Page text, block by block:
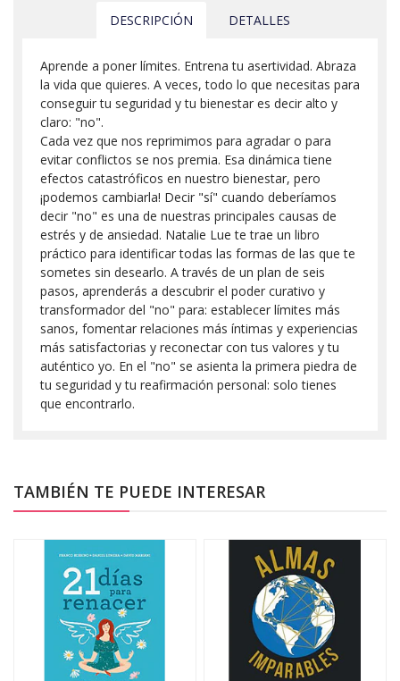
DESCRIPCIÓN DETALLES
Aprende a poner límites. Entrena tu asertividad. Abraza
la vida que quieres. A veces, todo lo que necesitas para
conseguir tu seguridad y tu bienestar es decir alto y
claro: "no".
Cada vez que nos reprimimos para agradar o para
evitar conflictos se nos premia. Esa dinámica tiene
efectos catastróficos en nuestro bienestar, pero
¡podemos cambiarla! Decir "sí" cuando deberíamos
decir "no" es una de nuestras principales causas de
estrés y de ansiedad. Natalie Lue te trae un libro
práctico para identificar todas las formas de las que te
sometes sin desearlo. A través de un plan de seis
pasos, aprenderás a descubrir el poder curativo y
transformador del "no" para: establecer límites más
sanos, fomentar relaciones más íntimas y experiencias
más satisfactorias y reconectar con tus valores y tu
auténtico yo. En el "no" se asienta la primera piedra de
tu seguridad y tu reafirmación personal: solo tienes
que encontrarlo.
TAMBIÉN TE PUEDE INTERESAR